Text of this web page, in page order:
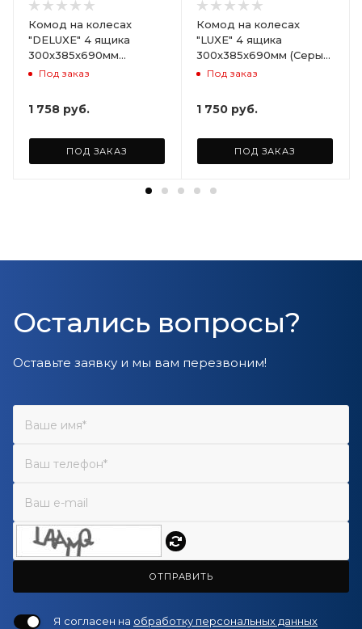
Комод на колесах
"DELUXE" 4 ящика
300х385х690мм
(Светло-бежевый)
Под заказ
1 758 руб.
ПОД ЗАКАЗ
Комод на колесах
"LUXE" 4 ящика
300х385х690мм (Серый)
ARD258086
Под заказ
1 750 руб.
ПОД ЗАКАЗ
Остались вопросы?
Оставьте заявку и мы вам перезвоним!
ОТПРАВИТЬ
Я согласен на обработку персональных данных